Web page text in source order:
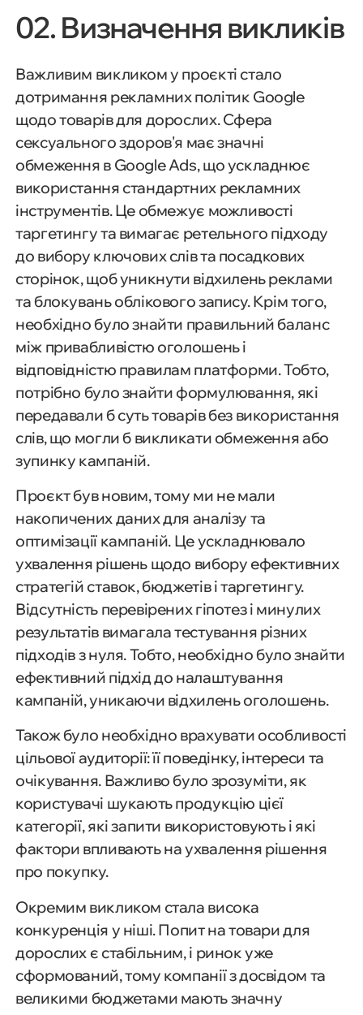
02. Визначення викликів
Важливим викликом у проєкті стало
дотримання рекламних політик Google
щодо товарів для дорослих. Сфера
сексуального здоров'я має значні
обмеження в Google Ads, що ускладнює
використання стандартних рекламних
інструментів. Це обмежує можливості
таргетингу та вимагає ретельного підходу
до вибору ключових слів та посадкових
сторінок, щоб уникнути відхилень реклами
та блокувань облікового запису. Крім того,
необхідно було знайти правильний баланс
між привабливістю оголошень і
відповідністю правилам платформи. Тобто,
потрібно було знайти формулювання, які
передавали б суть товарів без використання
слів, що могли б викликати обмеження або
зупинку кампаній.
Проєкт був новим, тому ми не мали
накопичених даних для аналізу та
оптимізації кампаній. Це ускладнювало
ухвалення рішень щодо вибору ефективних
стратегій ставок, бюджетів і таргетингу.
Відсутність перевірених гіпотез і минулих
результатів вимагала тестування різних
підходів з нуля. Тобто, необхідно було знайти
ефективний підхід до налаштування
кампаній, уникаючи відхилень оголошень.
Також було необхідно врахувати особливості
цільової аудиторії: її поведінку, інтереси та
очікування. Важливо було зрозуміти, як
користувачі шукають продукцію цієї
категорії, які запити використовують і які
фактори впливають на ухвалення рішення
про покупку.
Окремим викликом стала висока
конкуренція у ніші. Попит на товари для
дорослих є стабільним, і ринок уже
сформований, тому компанії з досвідом та
великими бюджетами мають значну